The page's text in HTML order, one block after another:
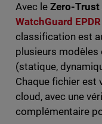
Avec le Zero-
WatchGuard
classification est
plusieurs modèles
(statique,
Chaque fichier est
cloud, avec une
complémentaire